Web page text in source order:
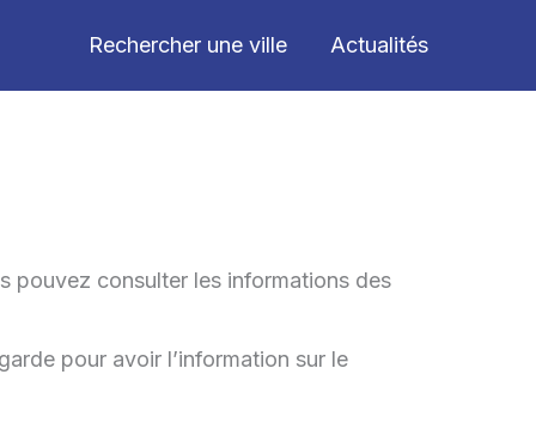
Rechercher une ville Actualités
pouvez consulter les informations des
pour avoir l’information sur le